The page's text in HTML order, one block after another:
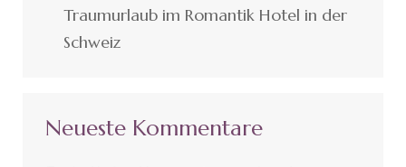
Traumurlaub im Romantik Hotel in der
Schweiz
Neueste Kommentare